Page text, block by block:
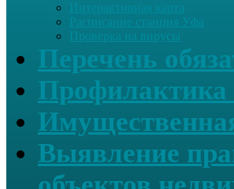
Интерактивная карта
Расписание станция Уфа
Проверка на вирусы
Перечень
Профилактика
Выявление